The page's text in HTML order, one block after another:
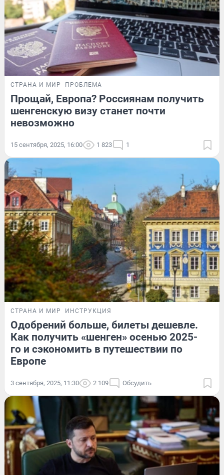
СТРАНА И МИР ПРОБЛЕМА
Прощай, Европа? Россиянам получить
шенгенскую визу станет почти
невозможно
15 сентября, 2025, 16:00 1 823 1
СТРАНА И МИР ИНСТРУКЦИЯ
Одобрений больше, билеты дешевле.
Как получить «шенген» осенью 2025-
го и сэкономить в путешествии по
Европе
3 сентября, 2025, 11:30 2 109 Обсудить